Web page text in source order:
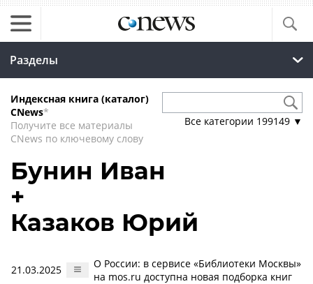
Разделы
Индексная книга (каталог)
CNews*
Получите все материалы
CNews по ключевому слову
Все категории 199149 ▼
Бунин Иван
+
Казаков Юрий
21.03.2025
О России: в сервисе «Библиотеки Москвы»
на mos.ru доступна новая подборка книг